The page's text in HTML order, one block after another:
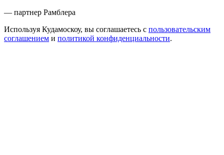
— партнер Рамблера
Используя Кудамоскоу, вы соглашаетесь с пользовательским
соглашением и политикой конфиденциальности.